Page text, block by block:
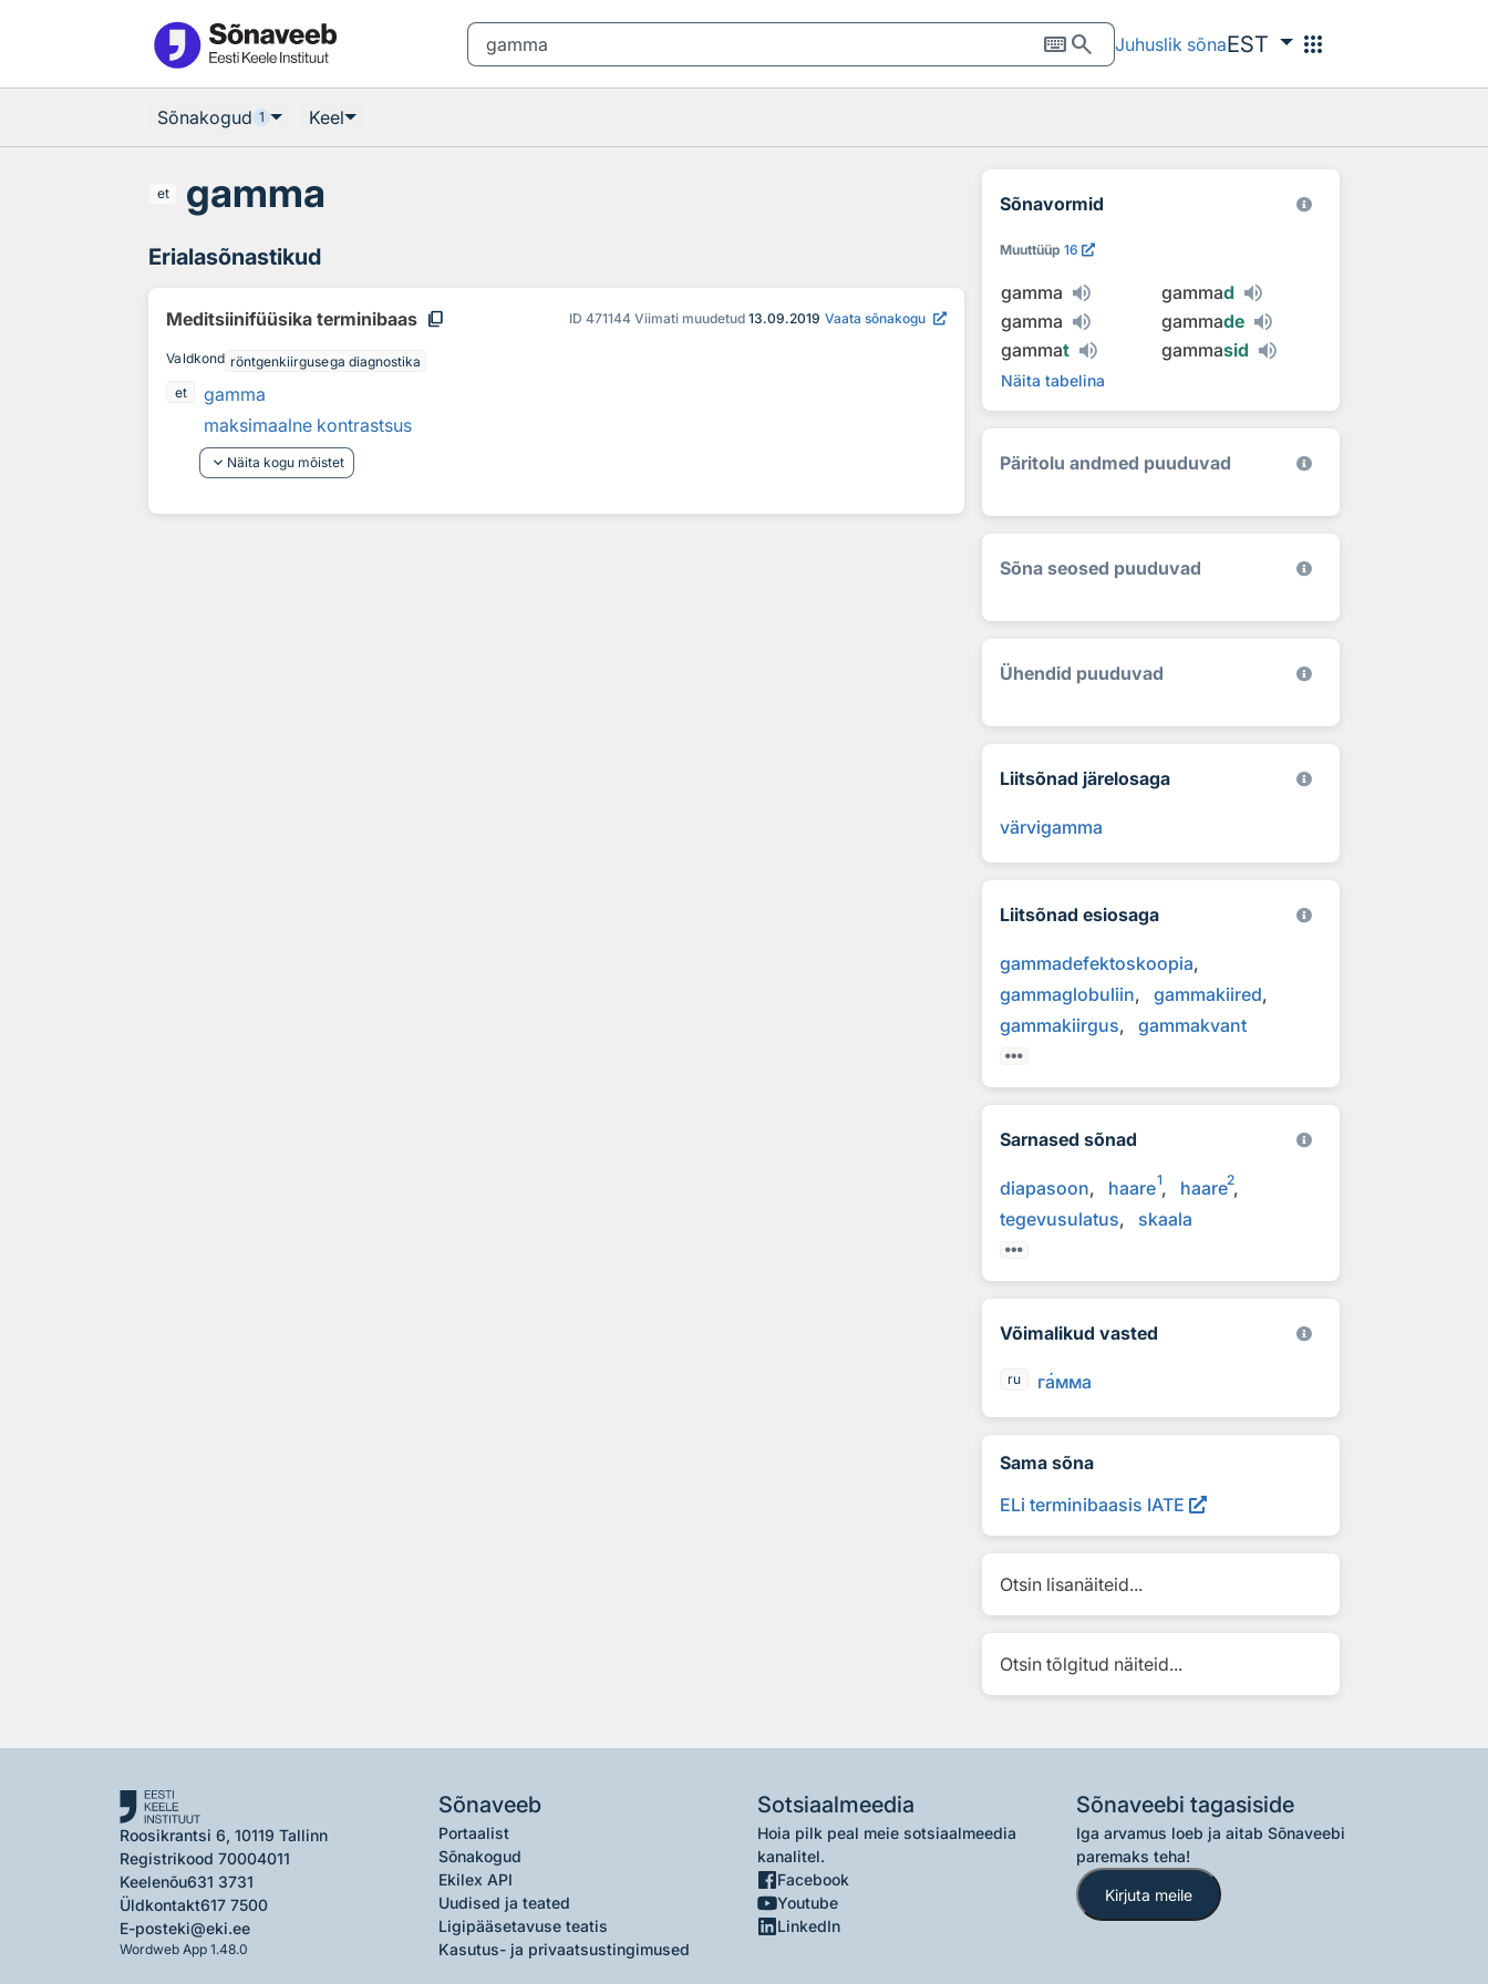
keyboardsearch Juhuslik sõnaEST apps
Sõnakogud 1 Keel
et gamma
Erialasõnastikud
Meditsiinifüüsika terminibaas content_copy ID 471144 Viimati muudetud 13.09.2019 Vaata sõnakogu
Valdkond röntgenkiirgusega diagnostika
et
gamma
maksimaalne kontrastsus
keyboard_arrow_down Näita kogu mõistet
Sõnavormid
Muuttüüp 16
gamma gammad
gamma
gammade
gammat gammasid
Näita tabelina
Päritolu andmed puuduvad
Sõna seosed puuduvad
Ühendid puuduvad
Liitsõnad järelosaga
värvigamma
Liitsõnad esiosaga
gammadefektoskoopia
gammaglobuliin
gammakiired
gammakiirgus
gammakvant
Sarnased sõnad
diapasoon haare1 haare2
tegevusulatus skaala
Võimalikud vasted
ru гамма
Sama sõna
ELi terminibaasis IATE
Otsin lisanäiteid...
Otsin tõlgitud näiteid...
Roosikrantsi 6, 10119 Tallinn
Registrikood 70004011
Keelenõu631 3731
Üldkontakt617 7500
E-posteki@eki.ee
Wordweb App 1.48.0
Sõnaveeb
Portaalist
Sõnakogud
Ekilex API
Uudised ja teated
Ligipääsetavuse teatis
Kasutus- ja privaatsustingimused
Sotsiaalmeedia
Hoia pilk peal meie sotsiaalmeedia
kanalitel.
Facebook
Youtube
LinkedIn
Sõnaveebi tagasiside
Iga arvamus loeb ja aitab Sõnaveebi
paremaks teha!
Kirjuta meile